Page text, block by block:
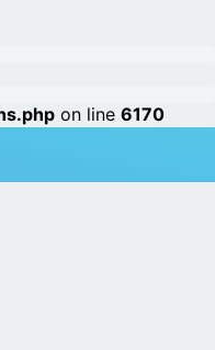
on line 6170